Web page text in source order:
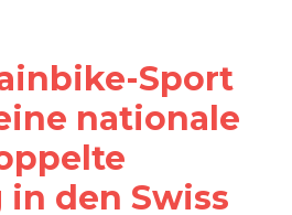
Sport
nationale
den Swiss